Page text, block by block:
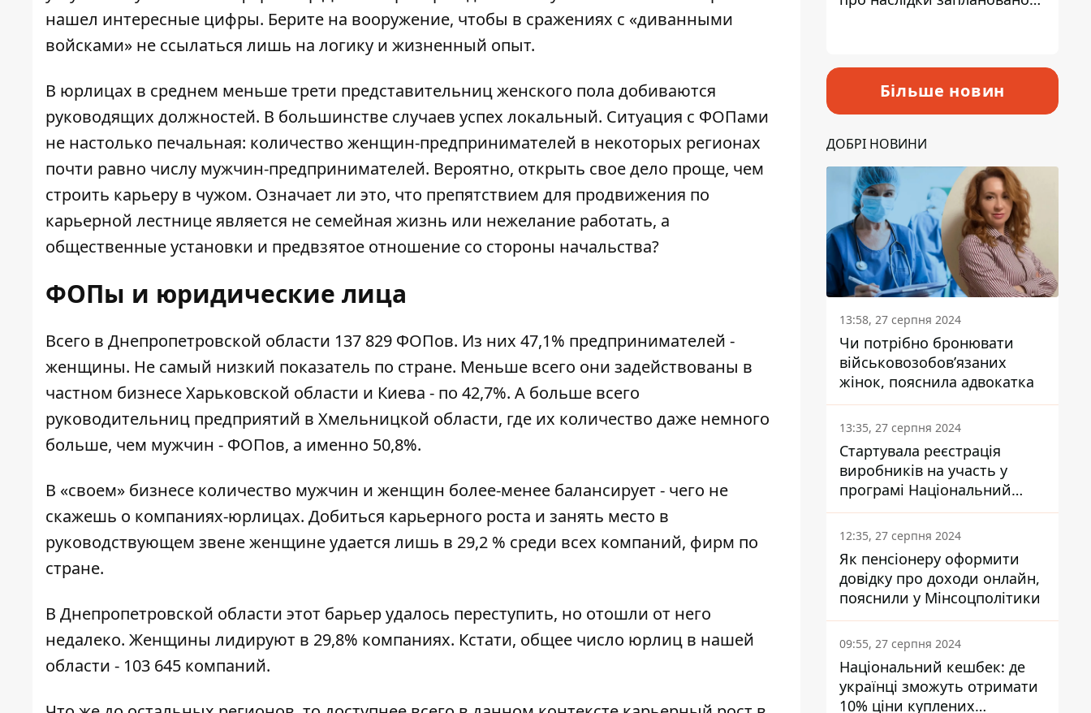
нашел интересные цифры. Берите на вооружение, чтобы в сражениях с «диванными
войсками» не ссылаться лишь на логику и жизненный опыт.
В юрлицах в среднем меньше трети представительниц женского пола добиваются
руководящих должностей. В большинстве случаев успех локальный. Ситуация с ФОПами
не настолько печальная: количество женщин-предпринимателей в некоторых регионах
почти равно числу мужчин-предпринимателей. Вероятно, открыть свое дело проще, чем
строить карьеру в чужом. Означает ли это, что препятствием для продвижения по
карьерной лестнице является не семейная жизнь или нежелание работать, а
общественные установки и предвзятое отношение со стороны начальства?
ФОПы и юридические лица
Всего в Днепропетровской области 137 829 ФОПов. Из них 47,1% предпринимателей -
женщины. Не самый низкий показатель по стране. Меньше всего они задействованы в
частном бизнесе Харьковской области и Киева - по 42,7%. А больше всего
руководительниц предприятий в Хмельницкой области, где их количество даже немного
больше, чем мужчин - ФОПов, а именно 50,8%.
В «своем» бизнесе количество мужчин и женщин более-менее балансирует - чего не
скажешь о компаниях-юрлицах. Добиться карьерного роста и занять место в
руководствующем звене женщине удается лишь в 29,2 % среди всех компаний, фирм по
стране.
В Днепропетровской области этот барьер удалось переступить, но отошли от него
недалеко. Женщины лидируют в 29,8% компаниях. Кстати, общее число юрлиц в нашей
области - 103 645 компаний.
Більше новин
ДОБРІ НОВИНИ
13:58, 27 серпня 2024
Чи потрібно бронювати
військовозобов’язаних
жінок, пояснила адвокатка
13:35, 27 серпня 2024
Стартувала реєстрація
виробників на участь у
програмі Національний
кешбек: як це зробити
через портал Дія
12:35, 27 серпня 2024
Як пенсіонеру оформити
довідку про доходи онлайн,
пояснили у Мінсоцполітики
09:55, 27 серпня 2024
Національний кешбек: де
українці зможуть отримати
10% ціни куплених